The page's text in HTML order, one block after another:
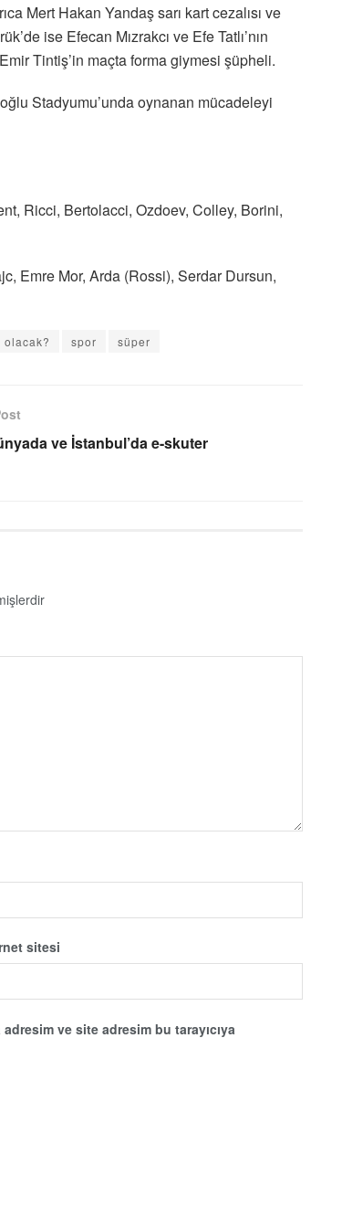
Mert Hakan Yandaş sarı kart cezalısı ve
ise Efecan Mızrakcı ve Efe Tatlı’nın
Tintiş’in maçta forma giymesi şüpheli.
Stadyumu’unda oynanan mücadeleyi
Ricci, Bertolacci, Ozdoev, Colley, Borini,
Emre Mor, Arda (Rossi), Serdar Dursun,
olacak? spor süper
ve İstanbul’da e-skuter
sitesi
ve site adresim bu tarayıcıya